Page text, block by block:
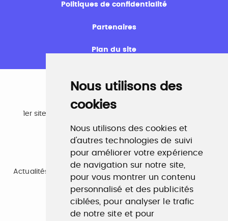
Nous utilisons des
cookies
Nous utilisons des cookies et
d'autres technologies de suivi
pour améliorer votre expérience
de navigation sur notre site,
pour vous montrer un contenu
personnalisé et des publicités
ciblées, pour analyser le trafic
de notre site et pour
Politiques de confidentialité
Partenaires
Plan du site
Emploi
1er site emploi du secteur culturel 784.000 visites et
www.profilculture.com
Formation
Actualités, guide et annuaire des formations aux métiers
de la culture.
www.profilculture-formation.com